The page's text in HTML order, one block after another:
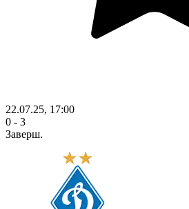
22.07.25, 17:00
0 - 3
Заверш.